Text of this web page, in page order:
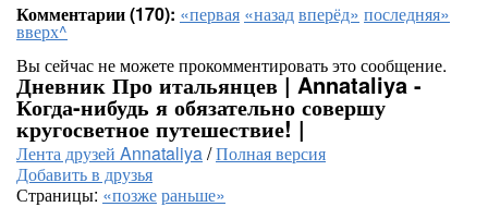
Комментарии (170): «первая «назадвперёд» последняя»
вверх^
Вы сейчас не можете прокомментировать это сообщение.
Дневник Про итальянцев | Annataliya -
Когда-нибудь я обязательно совершу
кругосветное путешествие! |
Лента друзей Annataliya/Полная версия
Добавить в друзья
Страницы: «позжераньше»